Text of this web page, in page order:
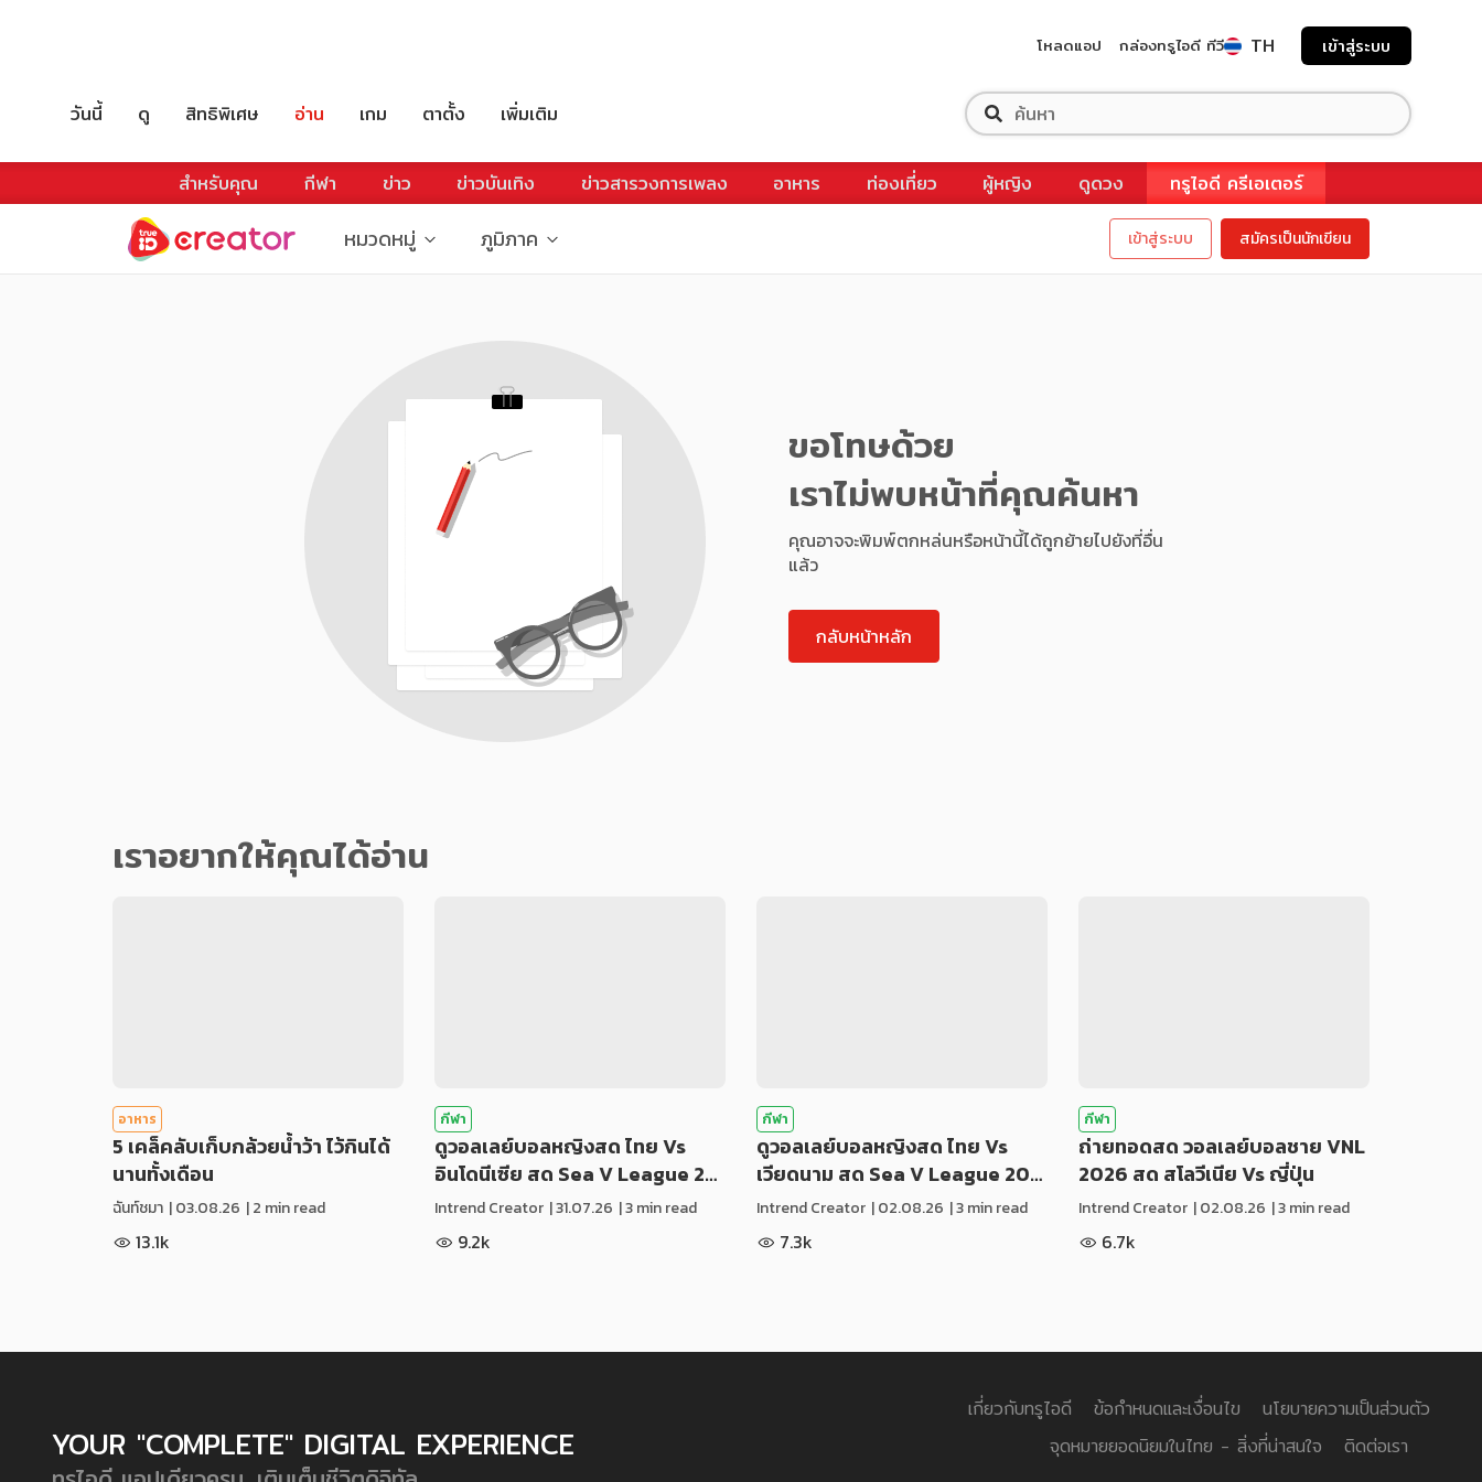
โหลดแอป กล่องทรูไอดี ทีวี TH เข้าสู่ระบบ
วันนี้ ดู สิทธิพิเศษ อ่าน เกม ตาตั้ง เพิ่มเติม
สำหรับคุณ กีฬา ข่าว ข่าวบันเทิง ข่าวสารวงการเพลง อาหาร ท่องเที่ยว ผู้หญิง ดูดวง ทรูไอดี ครีเอเตอร์
หมวดหมู่ ภูมิภาค เข้าสู่ระบบ สมัครเป็นนักเขียน
ขอโทษด้วย
เราไม่พบหน้าที่คุณค้นหา
คุณอาจจะพิมพ์ตกหล่นหรือหน้านี้ได้ถูกย้ายไปยังที่อื่น
แล้ว
กลับหน้าหลัก
เราอยากให้คุณได้อ่าน
อาหาร
5 เคล็คลับเก็บกล้วยน้ำว้า ไว้กินได้
นานทั้งเดือน
ฉันท์ชมา |03.08.26 | 2 min read
13.1k
กีฬา
ดูวอลเลย์บอลหญิงสด ไทย Vs
อินโดนีเซีย สด Sea V League 2…
Intrend Creator |31.07.26 | 3 min read
9.2k
กีฬา
ดูวอลเลย์บอลหญิงสด ไทย Vs
เวียดนาม สด Sea V League 20…
Intrend Creator |02.08.26 | 3 min read
7.3k
กีฬา
ถ่ายทอดสด วอลเลย์บอลชาย VNL
2026 สด สโลวีเนีย Vs ญี่ปุ่น
Intrend Creator |02.08.26 | 3 min read
6.7k
YOUR "COMPLETE" DIGITAL EXPERIENCE
เกี่ยวกับทรูไอดี ข้อกำหนดและเงื่อนไข
นโยบายความเป็นส่วนตัว
จุดหมายยอดนิยมในไทย - สิ่งที่น่าสนใจ
ติดต่อเรา